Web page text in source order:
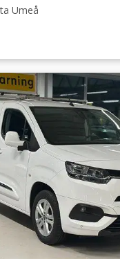
Umeå
1